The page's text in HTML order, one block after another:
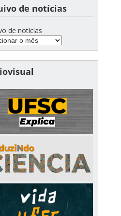
de notícias
de notícias